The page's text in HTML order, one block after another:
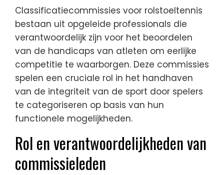
Classificatiecommissies voor rolstoeltennis
bestaan uit opgeleide professionals die
verantwoordelijk zijn voor het beoordelen
van de handicaps van atleten om eerlijke
competitie te waarborgen. Deze commissies
spelen een cruciale rol in het handhaven
van de integriteit van de sport door spelers
te categoriseren op basis van hun
functionele mogelijkheden.
Rol en verantwoordelijkheden van
commissieleden